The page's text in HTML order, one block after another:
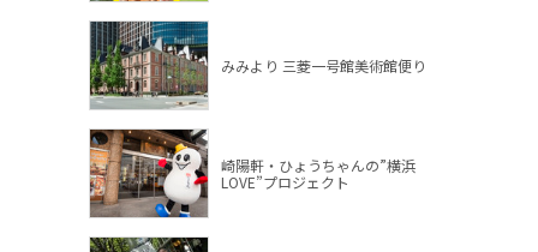
みみより 三菱一号館美術館便り
崎陽軒・ひょうちゃんの”横浜
LOVE”プロジェクト